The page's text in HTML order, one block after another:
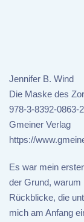
Jennifer B. Wind
Die Maske des
978-3-8392-0863-2
Gmeiner Verlag
https://
Es war mein
der Grund, warum
Rückblicke, die
mich am Anfang